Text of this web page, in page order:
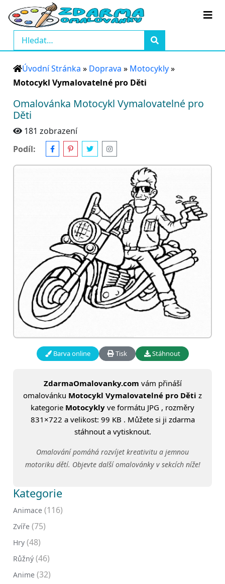
Úvodní Stránka » Doprava » Motocykly»
Motocykl Vymalovatelné pro Děti
Omalovánka Motocykl Vymalovatelné pro
Děti
181 zobrazení
Podíl:
Barva online Tisk Stáhnout
ZdarmaOmalovanky.com vám přináší
omalovánku Motocykl Vymalovatelné pro Děti z
kategorie Motocykly ve formátu JPG , rozměry
831×722 a velikost: 99 KB . Můžete si ji zdarma
stáhnout a vytisknout.
Omalování pomáhá rozvíjet kreativitu a jemnou
motoriku dětí. Objevte další omalovánky v sekcích níže!
Kategorie
Animace (116)
Zvíře (75)
Hry (48)
Růžný (46)
Anime (32)